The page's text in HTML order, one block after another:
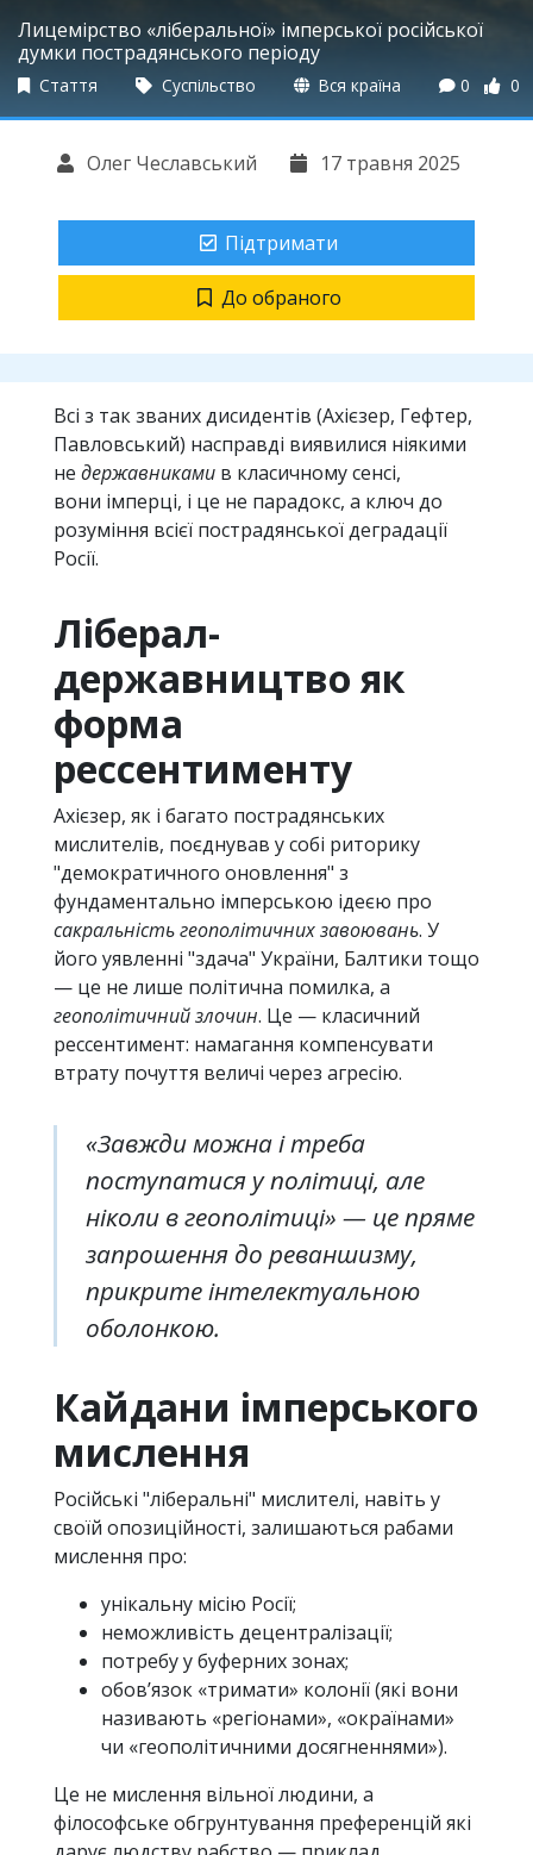
Лицемірство «ліберальної» імперської російської
думки пострадянського періоду
Стаття Суспільство Вся країна 0 0
Олег Чеславський 17 травня 2025
Підтримати
До обраного
Всі з так званих дисидентів (Ахієзер, Гефтер,
Павловський) насправді виявилися ніякими
не державниками в класичному сенсі,
вони імперці, і це не парадокс, а ключ до
розуміння всієї пострадянської деградації
Росії.
Ліберал-
державництво як
форма
рессентименту
Ахієзер, як і багато пострадянських
мислителів, поєднував у собі риторику
"демократичного оновлення" з
фундаментально імперською ідеєю про
сакральність геополітичних завоювань. У
його уявленні "здача" України, Балтики тощо
— це не лише політична помилка, а
геополітичний злочин. Це — класичний
рессентимент: намагання компенсувати
втрату почуття величі через агресію.
«Завжди можна і треба
поступатися у політиці, але
ніколи в геополітиці» — це пряме
запрошення до реваншизму,
прикрите інтелектуальною
оболонкою.
Кайдани імперського
мислення
Російські "ліберальні" мислителі, навіть у
своїй опозиційності, залишаються рабами
мислення про:
унікальну місію Росії;
неможливість децентралізації;
потребу у буферних зонах;
обов’язок «тримати» колонії (які вони
називають «регіонами», «окраїнами»
чи «геополітичними досягненнями»).
Це не мислення вільної людини, а
філософське обгрунтування преференцій які